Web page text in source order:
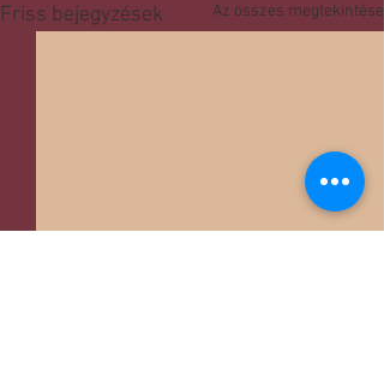
Friss bejegyzések Az összes megtekintése